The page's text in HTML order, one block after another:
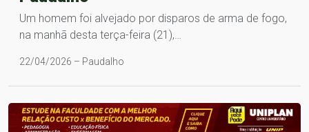
Um homem foi alvejado por disparos de arma de fogo,
na manhã desta terça-feira (21),…
22/04/2026 – Paudalho